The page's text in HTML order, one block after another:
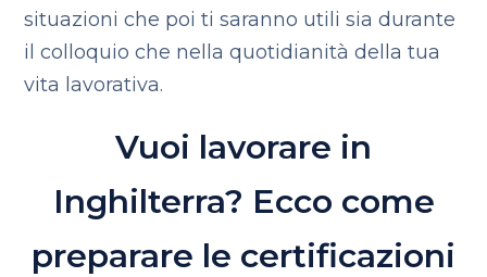
situazioni che poi ti saranno utili sia durante
il colloquio che nella quotidianità della tua
vita lavorativa.
Vuoi lavorare in
Inghilterra? Ecco come
preparare le certificazioni